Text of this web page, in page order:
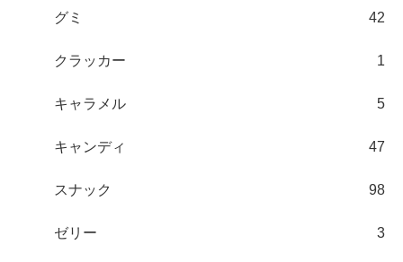
グミ 42
クラッカー 1
キャラメル 5
キャンディ 47
スナック 98
ゼリー 3